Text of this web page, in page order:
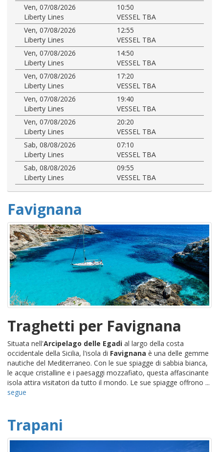
Ven, 07/08/2026
10:50
Liberty Lines
VESSEL TBA
Ven, 07/08/2026
12:55
Liberty Lines
VESSEL TBA
Ven, 07/08/2026
14:50
Liberty Lines
VESSEL TBA
Ven, 07/08/2026
17:20
Liberty Lines
VESSEL TBA
Ven, 07/08/2026
19:40
Liberty Lines
VESSEL TBA
Ven, 07/08/2026
20:20
Liberty Lines
VESSEL TBA
Sab, 08/08/2026
07:10
Liberty Lines
VESSEL TBA
Sab, 08/08/2026
09:55
Liberty Lines
VESSEL TBA
Favignana
Traghetti per Favignana
Situata nell'Arcipelago delle Egadi al largo della costa
occidentale della Sicilia, l'isola di Favignana è una delle gemme
nautiche del Mediterraneo. Con le sue spiagge di sabbia bianca,
le acque cristalline e i paesaggi mozzafiato, questa affascinante
isola attira visitatori da tutto il mondo. Le sue spiagge offrono ...
segue
Trapani